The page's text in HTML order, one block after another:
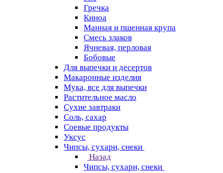
Гречка
Киноа
Манная и пшенная крупа
Смесь злаков
Ячневая, перловая
Бобовые
Для выпечки и десертов
Макаронные изделия
Мука, все для выпечки
Растительное масло
Сухие завтраки
Соль, сахар
Соевые продукты
Уксус
Чипсы, сухари, снеки
Назад
Чипсы, сухари, снеки